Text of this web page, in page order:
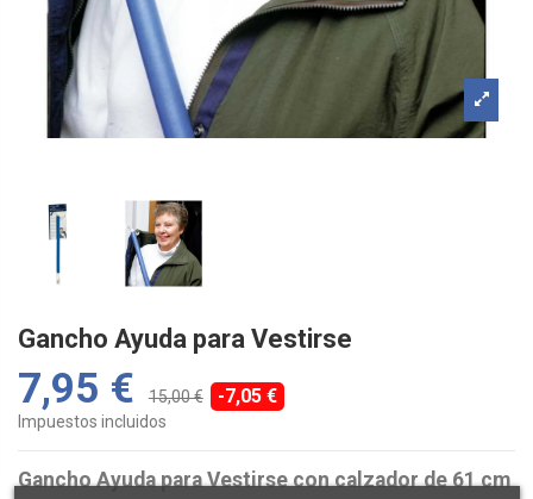
Gancho Ayuda para Vestirse
7,95 € 15,00 € -7,05 €
Impuestos incluidos
Gancho Ayuda para Vestirse con calzador de 61 cm